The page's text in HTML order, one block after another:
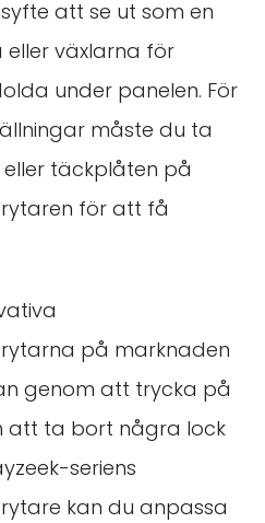
att se ut som en
växlarna för
under panelen. För
måste du ta
täckplåten på
för att få
på marknaden
genom att trycka på
att ta bort några lock
seriens
kan du anpassa